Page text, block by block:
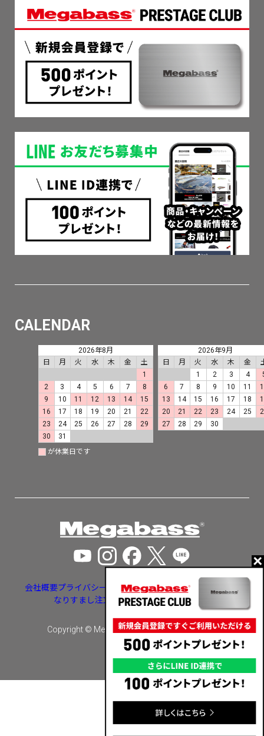
CALENDAR
2026年8月
日
月 火 水 木 金
土
1
2
3 4 5 6 7
8
9
10 11 12 13 14
15
16
17 18 19 20 21
22
23
24 25 26 27 28
29
30
31
2026年9月
日
月 火 水 木 金
1
2 3 4
6
7 8 9 10 11
13
14 15 16 17 18
20
21 22 23 24 25
27
28 29 30
が休業日です
会社概要プライバシーポリシー特定商取引法に基づく表示
なりすまし注文・いたずら注文等への対応
Copyright © Megabass inc. All rights reserved.